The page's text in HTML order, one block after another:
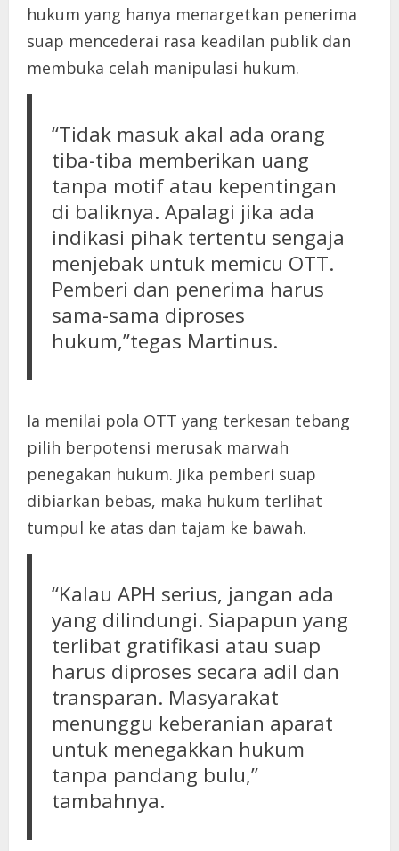
hukum yang hanya menargetkan penerima
suap mencederai rasa keadilan publik dan
membuka celah manipulasi hukum.
“Tidak masuk akal ada orang
tiba-tiba memberikan uang
tanpa motif atau kepentingan
di baliknya. Apalagi jika ada
indikasi pihak tertentu sengaja
menjebak untuk memicu OTT.
Pemberi dan penerima harus
sama-sama diproses
hukum,”tegas Martinus.
Ia menilai pola OTT yang terkesan tebang
pilih berpotensi merusak marwah
penegakan hukum. Jika pemberi suap
dibiarkan bebas, maka hukum terlihat
tumpul ke atas dan tajam ke bawah.
“Kalau APH serius, jangan ada
yang dilindungi. Siapapun yang
terlibat gratifikasi atau suap
harus diproses secara adil dan
transparan. Masyarakat
menunggu keberanian aparat
untuk menegakkan hukum
tanpa pandang bulu,”
tambahnya.